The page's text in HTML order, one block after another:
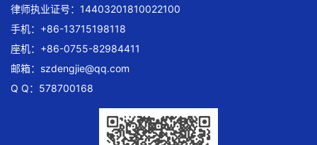
律师执业证号：14403201810022100
手机：+86-13715198118
座机：+86-0755-82984411
邮箱： szdengjie@qq.com
Q Q：578700168